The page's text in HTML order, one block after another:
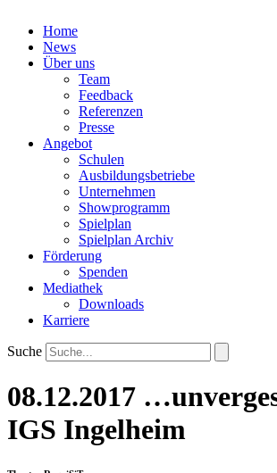
Home
News
Über uns
Team
Feedback
Referenzen
Presse
Angebot
Schulen
Ausbildungsbetriebe
Unternehmen
Showprogramm
Spielplan
Spielplan Archiv
Förderung
Spenden
Mediathek
Downloads
Karriere
Suche
08.12.2017
IGS Ingelheim